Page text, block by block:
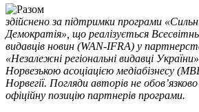
здійснено за підтримки програми
Демократія», що реалізується
видавців новин (WAN-IFRA) у
«Незалежні регіональні видавці
Норвезькою асоціацією медіабізнесу
Норвегії. Погляди авторів не
офіційну позицію партнерів програми.